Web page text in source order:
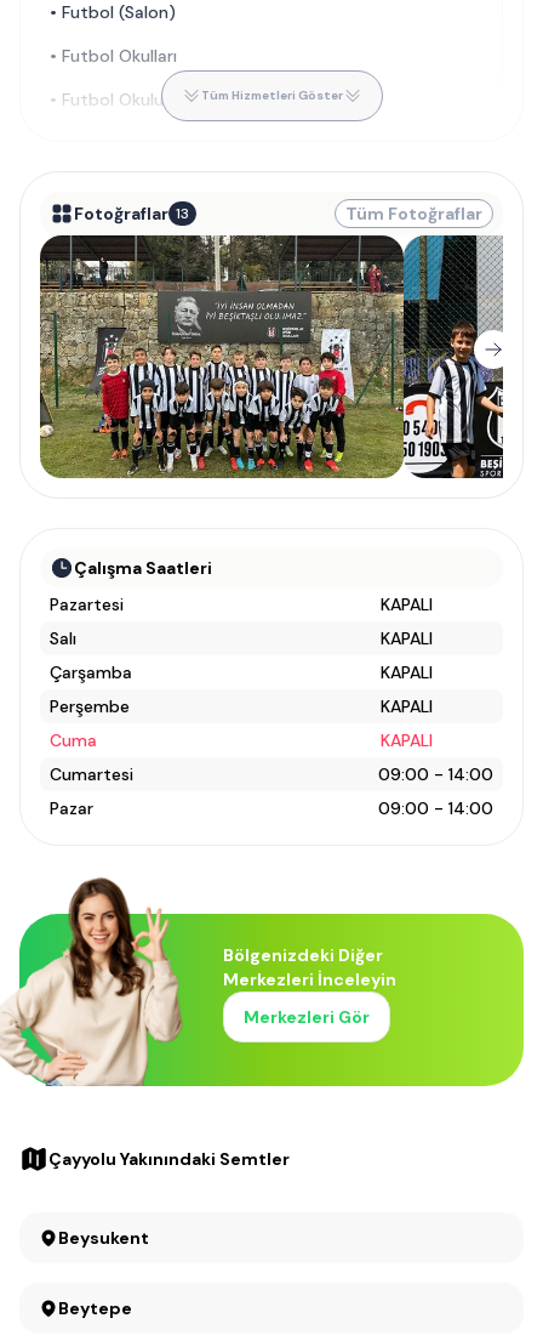
• Futbol (Salon)
• Futbol Okulları
• Futbol Okulu Tüm Hizmetleri Göster
Fotoğraflar 13 Tüm Fotoğraflar
Çalışma Saatleri
Pazartesi
KAPALI
Salı
KAPALI
Çarşamba
KAPALI
Perşembe
KAPALI
Cuma
KAPALI
Cumartesi
09:00 - 14:00
Pazar
09:00 - 14:00
Bölgenizdeki Diğer
Merkezleri İnceleyin
Merkezleri Gör
Çayyolu Yakınındaki Semtler
Beysukent
Beytepe